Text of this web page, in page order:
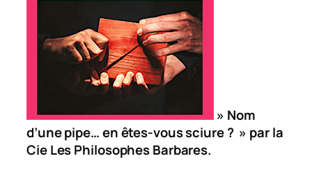
» Nom
d’une pipe… en êtes-vous sciure ? » par la
Cie Les Philosophes Barbares.